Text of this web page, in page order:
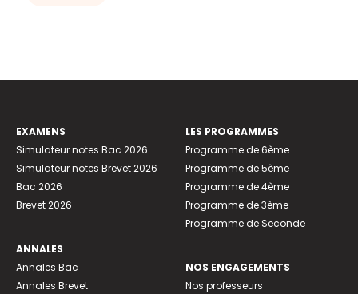
EXAMENS
Simulateur notes Bac 2026
Simulateur notes Brevet 2026
Bac 2026
Brevet 2026
ANNALES
Annales Bac
Annales Brevet
LES PROGRAMMES
Programme de 6ème
Programme de 5ème
Programme de 4ème
Programme de 3ème
Programme de Seconde
NOS ENGAGEMENTS
Nos professeurs